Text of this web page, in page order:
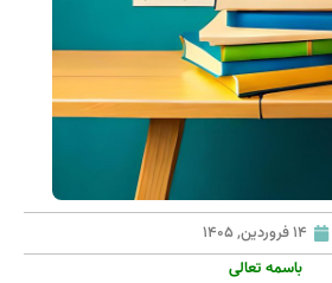
14 فروردین, 1405
باسمه تعالی